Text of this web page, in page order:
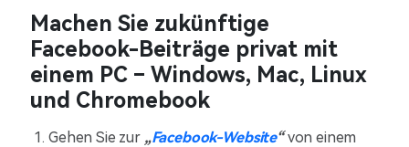
Machen Sie zukünftige
Facebook-Beiträge privat mit
einem PC – Windows, Mac, Linux
und Chromebook
Gehen Sie zur „Facebook-Website“von einem